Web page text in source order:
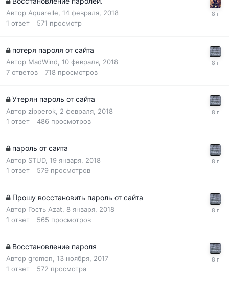
Автор Aquarelle 14 февраля, 2018
1 ответ 571 просмотр
потеря пароля от сайта
Автор MadWind 10 февраля, 2018
7 ответов 718 просмотров
Утерян пароль от сайта
Автор zipperok
2 февраля, 2018
1 ответ 486 просмотров
пароль от саита
Автор STUD, 19 января, 2018
1 ответ 579 просмотров
Прошу восстановить пароль от сайта
Автор Гость Azat, 8 января, 2018
1 ответ 565 просмотров
Восстановление пароля
Автор gromon 13 ноября, 2017
1 ответ 572 просмотра